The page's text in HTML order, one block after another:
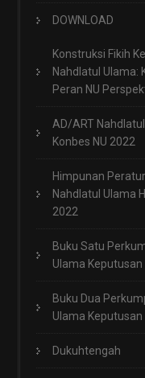
DOWNLOAD
Konstruksi Fikih
Nahdlatul Ulama:
Peran NU
AD/ART
Konbes NU 2022
Himpunan
Nahdlatul Ulama
2022
Buku Satu
Ulama Keputusan
Buku Dua
Ulama Keputusan
Dukuhtengah